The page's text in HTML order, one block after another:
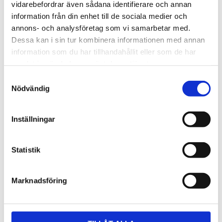
vidarebefordrar även sådana identifierare och annan
information från din enhet till de sociala medier och
annons- och analysföretag som vi samarbetar med.
Dessa kan i sin tur kombinera informationen med annan
information som du har tillhandahållit eller som de har
Nödvändig
Inställningar
Statistik
Marknadsföring